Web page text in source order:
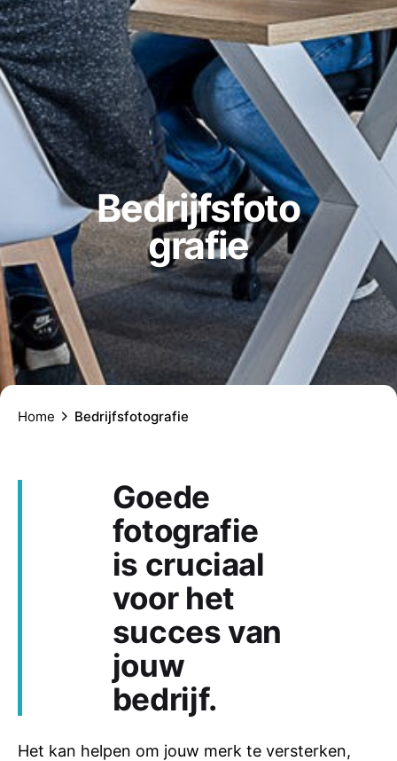
Bedrijfsfoto
grafie
Home Bedrijfsfotografie
Goede
fotografie
is cruciaal
voor het
succes van
jouw
bedrijf.
Het kan helpen om jouw merk te versterken,